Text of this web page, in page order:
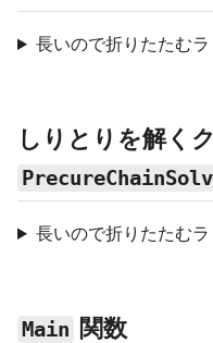
長いので折りたたむ
しりとりを解く
長いので折りたたむ
Main 関数